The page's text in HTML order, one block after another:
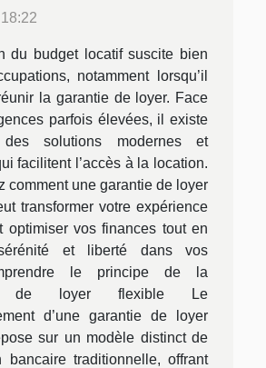
du budget locatif suscite bien
notamment lorsqu’il
la garantie de loyer. Face
parfois élevées, il existe
des solutions modernes et
facilitent l’accès à la location.
comment une garantie de loyer
transformer votre expérience
optimiser vos finances tout en
et liberté dans vos
le principe de la
de loyer flexible Le
d’une garantie de loyer
sur un modèle distinct de
bancaire traditionnelle, offrant